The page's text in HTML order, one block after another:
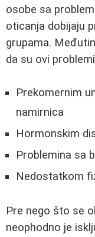
osobe sa
oticanja dobijaju
grupama.
da su ovi
Prekomernim
namirnica
Hormonskim
Problemina sa
Nedostatkom
Pre nego što se
neophodno je